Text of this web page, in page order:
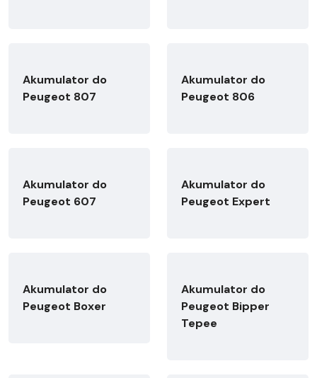
Akumulator do
Peugeot 807
Akumulator do
Peugeot 806
Akumulator do
Peugeot 607
Akumulator do
Peugeot Expert
Akumulator do
Peugeot Boxer
Akumulator do
Peugeot Bipper
Tepee